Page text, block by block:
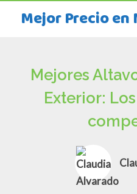
Mejor Precio en
Mejores
Exterior: